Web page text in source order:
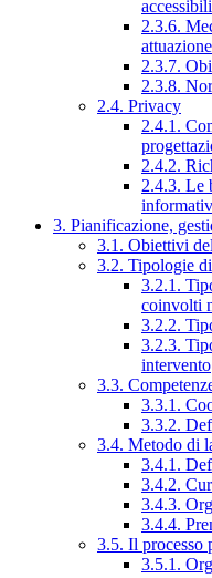
2.3.6.
attuazione
2.3.7.
2.3.8.
2.4. Privacy
2.4.1.
2.4.2.
2.4.3. Le
3. Pianificazione,
3.1. Obiettivi
3.2. Tipologie
3.2.1.
coinvolti
3.2.2.
3.2.3.
intervento
3.3.
3.3.1.
3.3.2.
3.4. Metodo di
3.4.1.
3.4.2.
3.4.3.
3.4.4.
3.5. Il processo
3.5.1.